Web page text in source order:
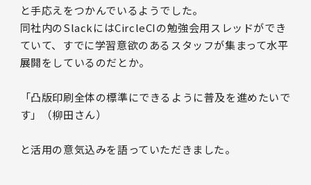
と手応えをつかんでいるようでした。
同社内のSlackにはCircleCIの勉強会用スレッドができ
ていて、すでに学習意欲のあるスタッフが集まって水平
展開をしているのだとか。
「凸版印刷全体の標準にできるように普及を進めたいで
す」（柳田さん）
と活用の意気込みを語っていただきました。